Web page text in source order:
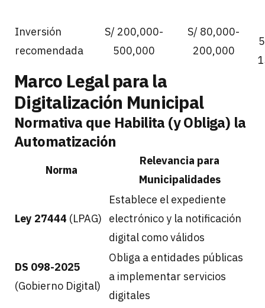
Inversión
recomendada
S/ 200,000-
500,000
S/ 80,000-
200,000
Marco Legal para la
Digitalización Municipal
Normativa que Habilita (y Obliga) la
Automatización
Norma
Relevancia para
Municipalidades
Ley 27444 (LPAG)
Establece el expediente
electrónico y la notificación
digital como válidos
DS 098-2025
(Gobierno Digital)
Obliga a entidades públicas
a implementar servicios
digitales